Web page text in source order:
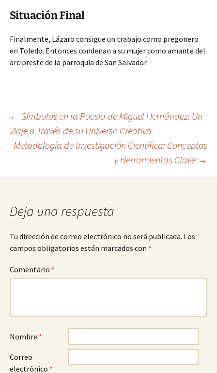
Situación Final
Finalmente, Lázaro consigue un trabajo como pregonero
en Toledo. Entonces condenan a su mujer como amante del
arcipreste de la parroquia de San Salvador.
Navegación
de
entradas
← Símbolos en la Poesía de Miguel Hernández: Un
Viaje a Través de su Universo Creativo
Metodología de Investigación Científica: Conceptos
y Herramientas Clave →
Deja una respuesta
Tu dirección de correo electrónico no será publicada. Los
campos obligatorios están marcados con *
Comentario *
Nombre *
Correo
electrónico *